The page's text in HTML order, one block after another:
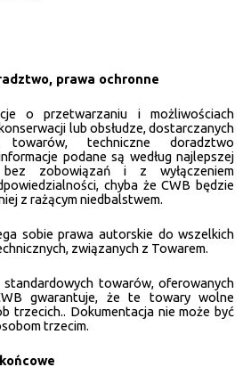
prawa ochronne
o przetwarzaniu i możliwościach
lub obsłudze, dostarczanych
techniczne doradztwo
podane są według najlepszej
zobowiązań i z wyłączeniem
chyba że CWB będzie
z rażącym niedbalstwem.
sobie prawa autorskie do wszelkich
związanych z Towarem.
standardowych towarów, oferowanych
gwarantuje, że te towary wolne
trzecich.. Dokumentacja nie może być
trzecim.